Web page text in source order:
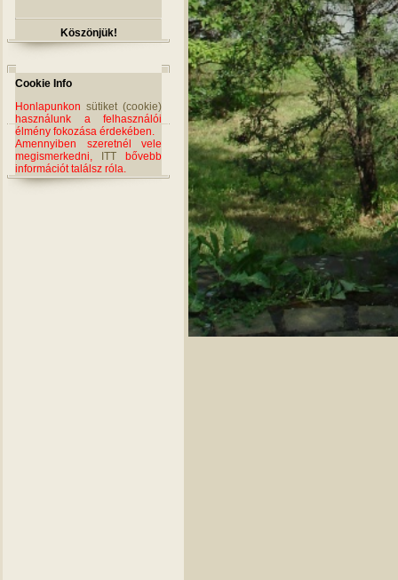
Köszönjük!
Cookie Info
Honlapunkon sütiket (cookie)
használunk a felhasználói
élmény fokozása érdekében.
Amennyiben szeretnél vele
megismerkedni,
ITT bővebb
információt találsz róla.